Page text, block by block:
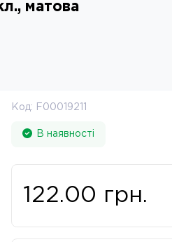
матова
Код: F00019211
В наявності
122.00 грн.